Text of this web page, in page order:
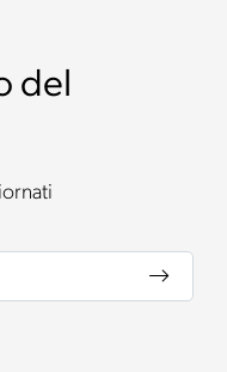
del